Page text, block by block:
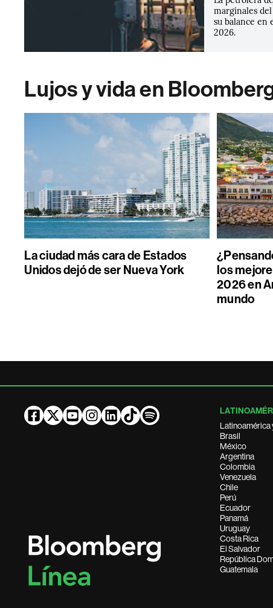
marginales
su balance en
2026.
Lujos y vida en
La ciudad más cara de Estados
Unidos dejó de ser Nueva York
los
2026 en
mundo
Latinoamérica
Brasil
México
Argentina
Colombia
Venezuela
Chile
Perú
Ecuador
Panamá
Uruguay
Costa Rica
El Salvador
República
Guatemala